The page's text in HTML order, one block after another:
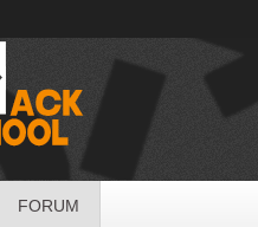
FORUM